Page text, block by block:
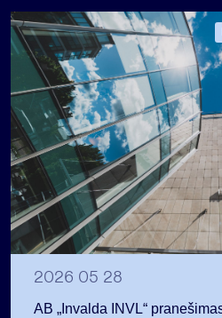
2026 05 28
AB „Invalda INVL“